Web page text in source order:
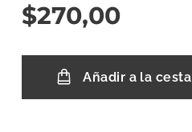
$270,00
Añadir a la cesta